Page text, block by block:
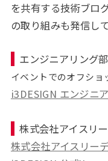
を共有する技術ブロ
の取り組みも発信して
エンジニアリング
イベントでのオフショ
i3DESIGN エンジニ
株式会社アイスリ
株式会社アイスリー